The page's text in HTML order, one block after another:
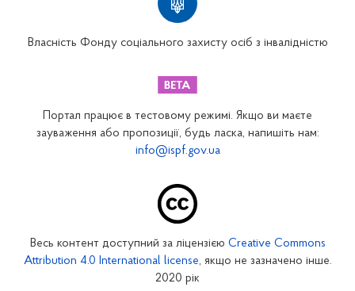
Закарпатське відділення
Запорізьке відділення
Кіровоградське відділення
Власність Фонду соціального захисту осіб з інвалідністю
Портал працює в тестовому режимі. Якщо ви маєте
зауваження або пропозиції, будь ласка, напишіть нам:
info@ispf.gov.ua
Весь контент доступний за ліцензією Creative Commons
Attribution 4.0 International license, якщо не зазначено інше.
2020 рік